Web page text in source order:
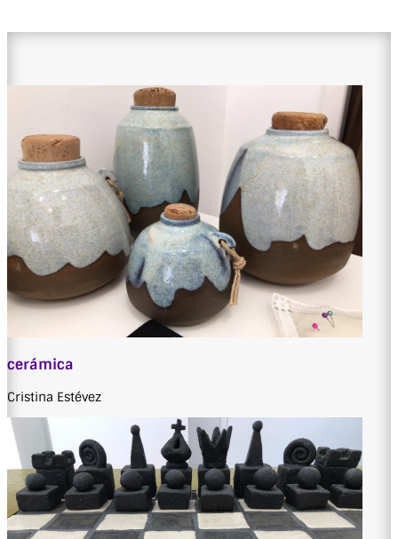
cerámica
Cristina Estévez